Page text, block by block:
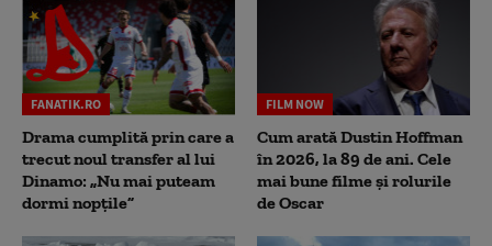
FANATIK.RO
Drama cumplită prin care a
trecut noul transfer al lui
Dinamo: „Nu mai puteam
dormi nopțile”
FILM NOW
Cum arată Dustin Hoffman
în 2026, la 89 de ani. Cele
mai bune filme și rolurile
de Oscar